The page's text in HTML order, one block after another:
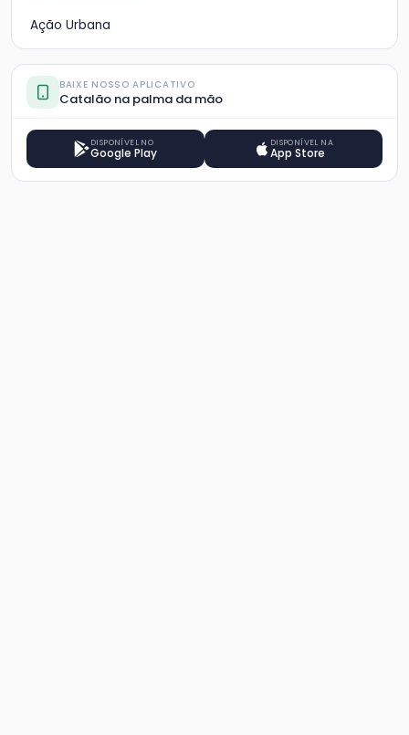
Ação Urbana
BAIXE NOSSO APLICATIVO
Catalão na palma da mão
DISPONÍVEL NO
Google Play
DISPONÍVEL NA
App Store